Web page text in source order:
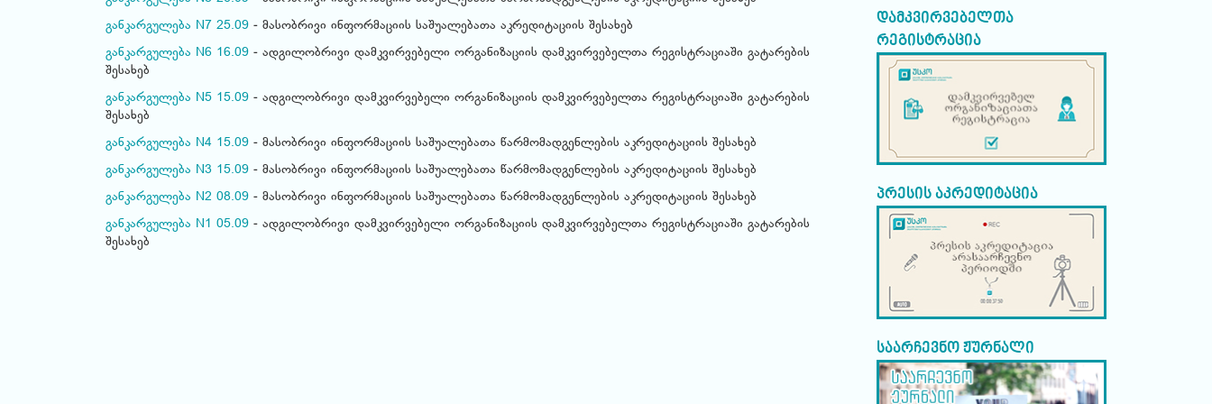
განკარგულება N7 25.09 - მასობრივი ინფორმაციის საშუალებათა აკრედიტაციის შესახებ
განკარგულება N6 16.09 - ადგილობრივი დამკვირვებელი ორგანიზაციის დამკვირვებელთა რეგისტრაციაში გატარების
შესახებ
განკარგულება N5 15.09 - ადგილობრივი დამკვირვებელი ორგანიზაციის დამკვირვებელთა რეგისტრაციაში გატარების
შესახებ
განკარგულება N4 15.09 - მასობრივი ინფორმაციის საშუალებათა წარმომადგენლების აკრედიტაციის შესახებ
განკარგულება N3 15.09 - მასობრივი ინფორმაციის საშუალებათა წარმომადგენლების აკრედიტაციის შესახებ
განკარგულება N2 08.09 - მასობრივი ინფორმაციის საშუალებათა წარმომადგენლების აკრედიტაციის შესახებ
განკარგულება N1 05.09 - ადგილობრივი დამკვირვებელი ორგანიზაციის დამკვირვებელთა რეგისტრაციაში გატარების
შესახებ
დამკვირვებელთა
რეგისტრაცია
პრესის აკრედიტაცია
საარჩევნო ჟურნალი